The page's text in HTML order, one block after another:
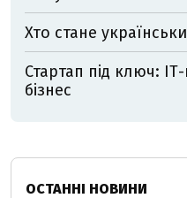
Хто стане
Стартап під ключ:
бізнес
ОСТАННІ НОВИНИ